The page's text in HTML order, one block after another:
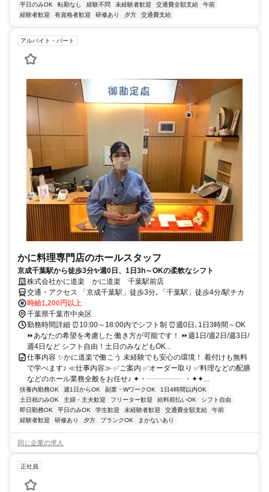
平日のみOK
転勤なし 経験不問 未経験者歓迎 交通費全額支給
午前
経験者歓迎
有資格者歓迎 研修あり 夕方 交通費支給
アルバイト・パート
かに料理専門店のホールスタッフ
京成千葉駅から徒歩3分✨週0日、1日3h～OKの柔軟なシフト
株式会社かに道楽 かに道楽 千葉駅前店
交通・アクセス 「京成千葉駅」徒歩3分､「千葉駅」徒歩4分/駅チカ
時給1,200円以上
千葉県千葉市中央区
勤務時間詳細 ⏰10:00～18:00内でシフト制 ⏰週0日､1日3時間～OK
⏩あなたの希望を考慮した 働き方が可能です！ ⏩週1日/週2日/週3日/
週4日など シフト自由！土日のみなどもOK...
仕事内容 ✨かに道楽で働こう 未経験でも安心の環境！ 着付けも無料
で学べます♪ ≪仕事内容≫ ✅ご案内 ✅オーダー取り ✅料理などの配膳
などのホール業務全般をお任せ♪ ✦・┈┈┈┈┈ ・✦✦...
扶養内勤務OK 週1日からOK 副業・WワークOK
1日4時間以内OK
土日祝のみOK
主婦・主夫歓迎 フリーター歓迎 給料前払いOK
シフト自由
即日勤務OK
平日のみOK 学生歓迎 未経験者歓迎 交通費全額支給
午前
経験者歓迎
研修あり 夕方 ブランクOK まかないあり
同じ企業の求人
正社員